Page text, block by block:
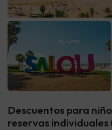
Descuentos para
reservas individuales